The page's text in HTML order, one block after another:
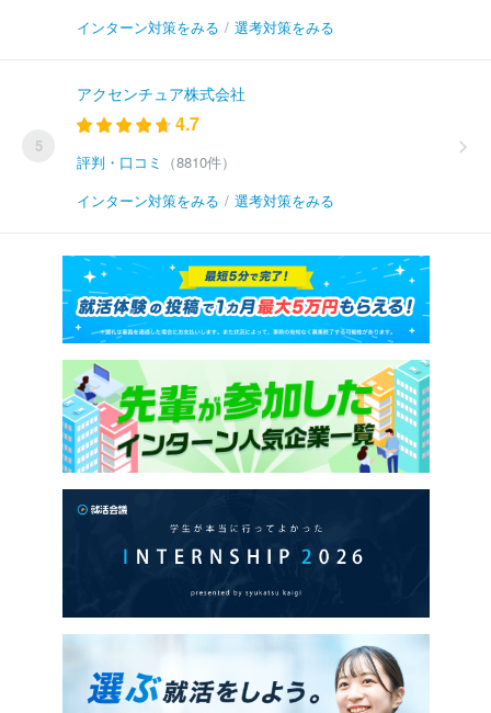
インターン対策をみる / 選考対策をみる
5
アクセンチュア株式会社
4.7
評判・口コミ
（8810件）
インターン対策をみる / 選考対策をみる